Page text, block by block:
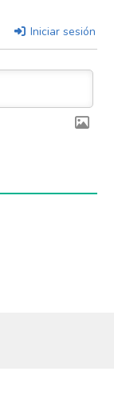
Iniciar sesión